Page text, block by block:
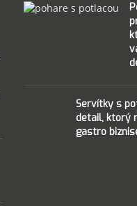
Servítky s
detail, ktorý
gastro